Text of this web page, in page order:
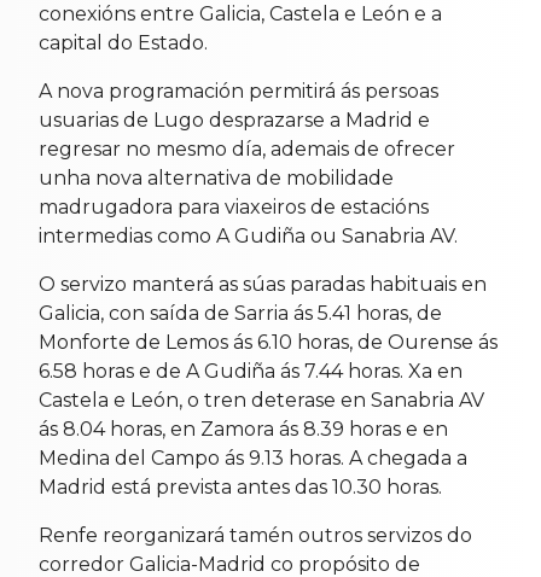
conexións entre Galicia, Castela e León e a
capital do Estado.
A nova programación permitirá ás persoas
usuarias de Lugo desprazarse a Madrid e
regresar no mesmo día, ademais de ofrecer
unha nova alternativa de mobilidade
madrugadora para viaxeiros de estacións
intermedias como A Gudiña ou Sanabria AV.
O servizo manterá as súas paradas habituais en
Galicia, con saída de Sarria ás 5.41 horas, de
Monforte de Lemos ás 6.10 horas, de Ourense ás
6.58 horas e de A Gudiña ás 7.44 horas. Xa en
Castela e León, o tren deterase en Sanabria AV
ás 8.04 horas, en Zamora ás 8.39 horas e en
Medina del Campo ás 9.13 horas. A chegada a
Madrid está prevista antes das 10.30 horas.
Renfe reorganizará tamén outros servizos do
corredor Galicia-Madrid co propósito de